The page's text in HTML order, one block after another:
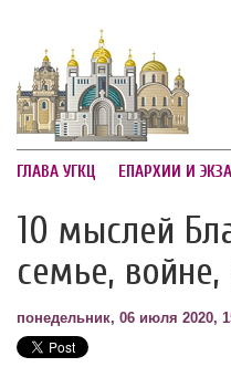
ГЛАВА УГКЦ ЕПАРХИИ И
10 мыслей
семье,
понедельник, 06 июля 2020,